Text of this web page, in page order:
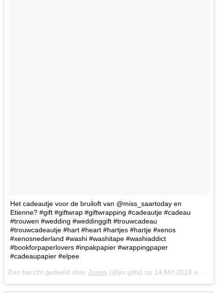
Het cadeautje voor de bruiloft van @miss_saartoday en
Etienne? #gift #giftwrap #giftwrapping #cadeautje #cadeau
#trouwen #wedding #weddinggift #trouwcadeau
#trouwcadeautje #hart #heart #hartjes #hartje #xenos
#xenosnederland #washi #washitape #washiaddict
#bookforpaperlovers #inpakpapier #wrappingpaper
#cadeaupapier #elpee
Een bericht gedeeld door Jorien (@jor.gifts) op 14 Mrt 2018 om 10:45 (PDT)